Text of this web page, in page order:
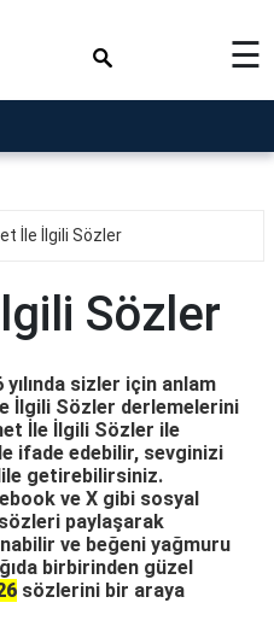
☰
İle İlgili Sözler
Sözler
sizler için anlam
İlgili Sözler derlemelerini
İle İlgili Sözler ile
ifade edebilir, sevginizi
getirebilirsiniz.
ve X gibi sosyal
paylaşarak
ve beğeni yağmuru
birbirinden güzel
sözlerini bir araya